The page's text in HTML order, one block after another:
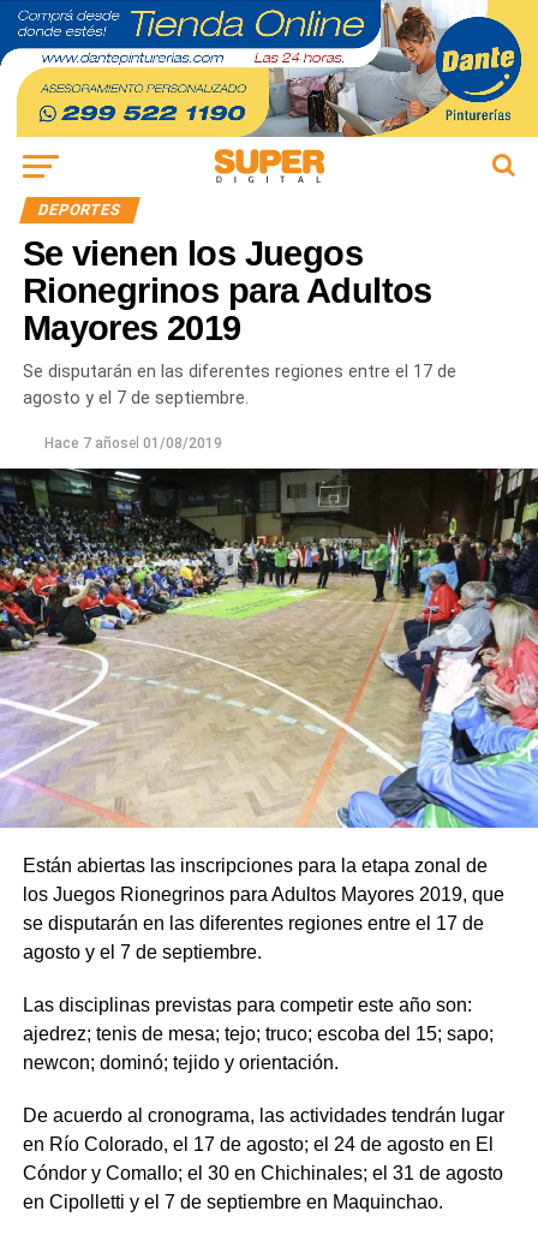
DEPORTES
Se vienen los Juegos
Rionegrinos para Adultos
Mayores 2019
Se disputarán en las diferentes regiones entre el 17 de
agosto y el 7 de septiembre.
Hace 7 añosel 01/08/2019
Están abiertas las inscripciones para la etapa zonal de
los Juegos Rionegrinos para Adultos Mayores 2019, que
se disputarán en las diferentes regiones entre el 17 de
agosto y el 7 de septiembre.
Las disciplinas previstas para competir este año son:
ajedrez; tenis de mesa; tejo; truco; escoba del 15; sapo;
newcon; dominó; tejido y orientación.
De acuerdo al cronograma, las actividades tendrán lugar
en Río Colorado, el 17 de agosto; el 24 de agosto en El
Cóndor y Comallo; el 30 en Chichinales; el 31 de agosto
en Cipolletti y el 7 de septiembre en Maquinchao.